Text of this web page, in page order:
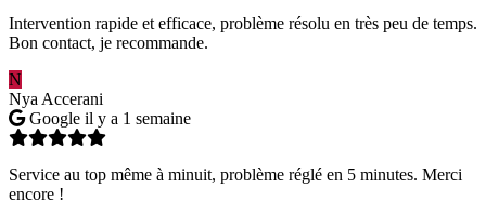
Intervention rapide et efficace, problème résolu en très peu de temps.
Bon contact, je recommande.
N
Nya Accerani
Google il y a 1 semaine
Service au top même à minuit, problème réglé en 5 minutes. Merci
encore !